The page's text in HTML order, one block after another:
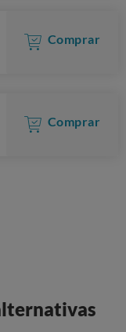
Comprar
Comprar